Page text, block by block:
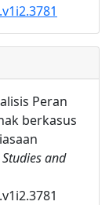
Peran
berkasus
and